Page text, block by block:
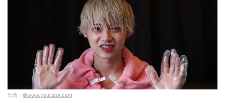
出典： ©www.youtube.com